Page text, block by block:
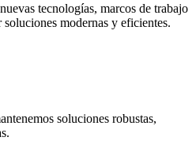
tecnologías, marcos de trabajo
modernas y eficientes.
soluciones robustas,